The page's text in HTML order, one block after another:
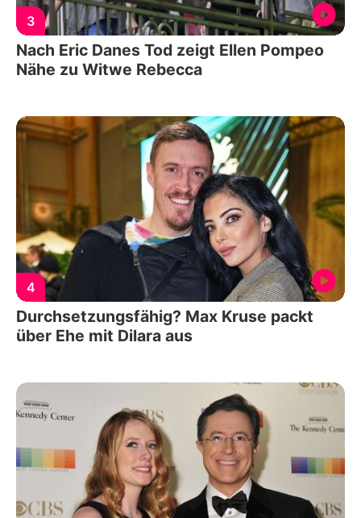
3
Nach Eric Danes Tod zeigt Ellen Pompeo
Nähe zu Witwe Rebecca
4
Durchsetzungsfähig? Max Kruse packt
über Ehe mit Dilara aus